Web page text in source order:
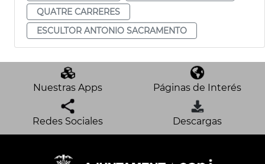
QUATRE CARRERES
ESCULTOR ANTONIO SACRAMENTO
Nuestras Apps Páginas de Interés
Redes Sociales Descargas